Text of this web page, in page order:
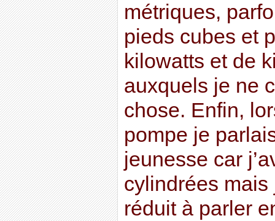
métriques,
pieds cubes et
kilowatts et de
auxquels je ne
chose. Enfin,
pompe je
jeunesse car
cylindrées mais
réduit à parler